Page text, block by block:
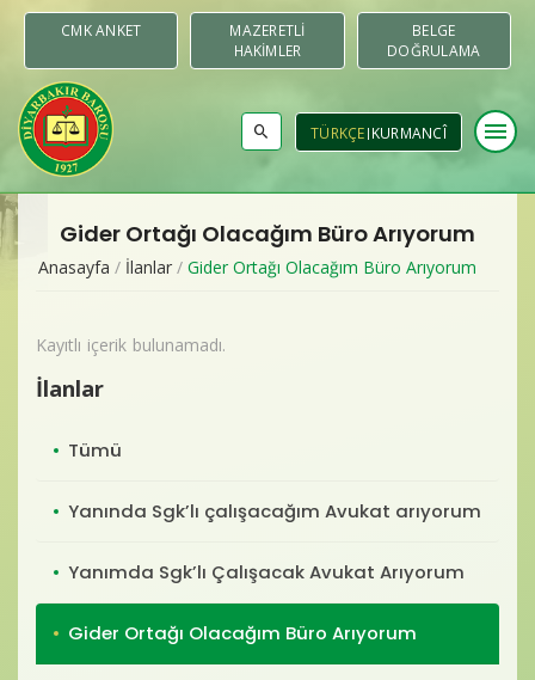
CMK ANKET
MAZERETLI
HAKIMLER
BELGE
DOĞRULAMA
TÜRKÇE KURMANCÎ menu
Baromuz
Gider Ortağı Olacağım Büro Arıyorum
Anasayfa / İlanlar / Gider Ortağı Olacağım Büro Arıyorum
Kayıtlı içerik bulunamadı.
İlanlar
Tümü
Yanında Sgk’lı çalışacağım Avukat arıyorum
Yanımda Sgk’lı Çalışacak Avukat Arıyorum
Gider Ortağı Olacağım Büro Arıyorum